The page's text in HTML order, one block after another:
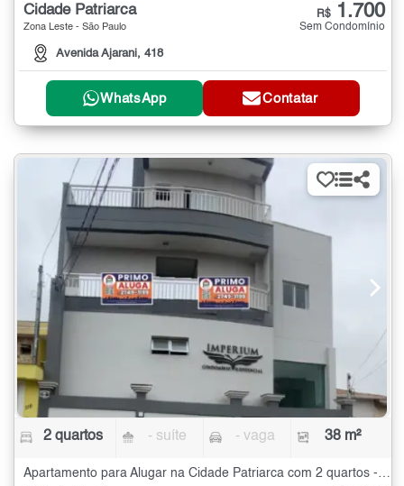
Cidade Patriarca
Zona Leste - São Paulo
Avenida Ajarani, 418
R$ 1.700
Sem Condomínio
WhatsApp Contatar
2 quartos - suíte - vaga 38 m²
Apartamento para Alugar na Cidade Patriarca com 2 quartos - 38 m²